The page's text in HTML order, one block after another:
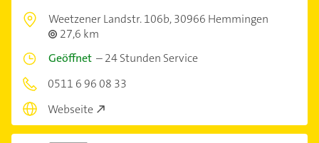
Weetzener Landstr. 106b,30966 Hemmingen
27,6 km
Geöffnet –24 Stunden Service
0511 6 96 08 33
Webseite